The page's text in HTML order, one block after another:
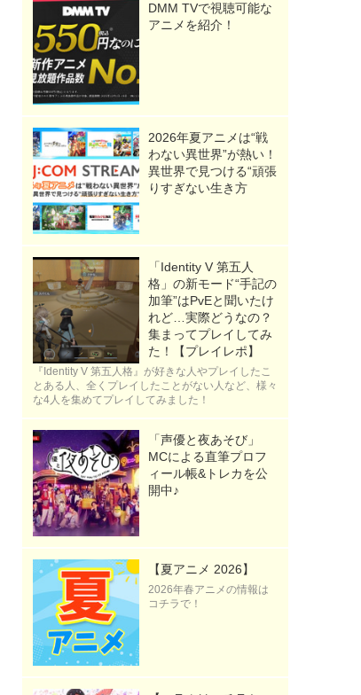
DMM TVで視聴可能な
アニメを紹介！
2026年夏アニメは“戦
わない異世界”が熱い！
異世界で見つける“頑張
りすぎない生き方
「Identity V 第五人
格」の新モード“手記の
加筆”はPvEと聞いたけ
れど…実際どうなの？
集まってプレイしてみ
た！【プレイレポ】
『Identity V 第五人格』が好きな人やプレイしたこ
とある人、全くプレイしたことがない人など、様々
な4人を集めてプレイしてみました！
「声優と夜あそび」
MCによる直筆プロフ
ィール帳&トレカを公
開中♪
【夏アニメ 2026】
2026年春アニメの情報は
コチラで！